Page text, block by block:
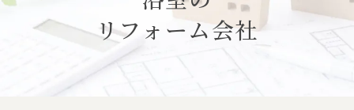
リフォーム会社